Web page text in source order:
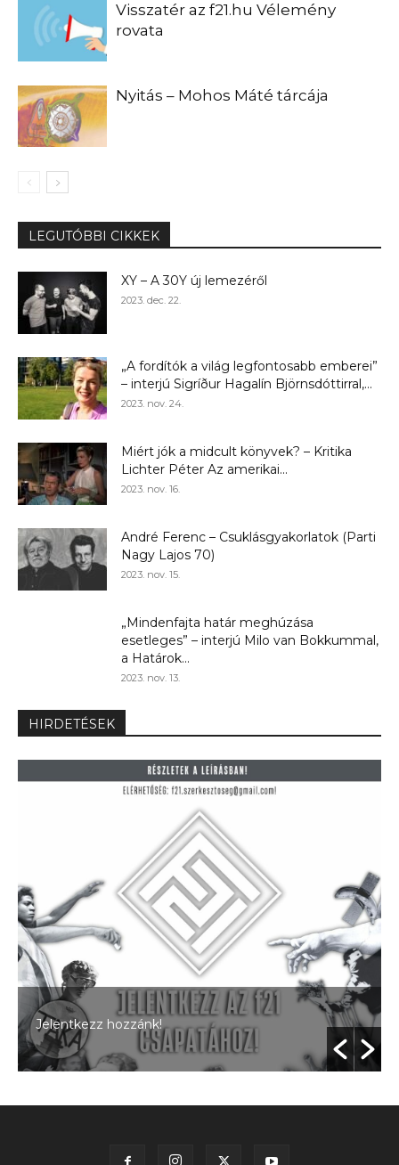
Visszatér az f21.hu Vélemény
rovata
Nyitás – Mohos Máté tárcája
LEGUTÓBBI CIKKEK
XY – A 30Y új lemezéről
2023. dec. 22.
„A fordítók a világ legfontosabb emberei”
– interjú Sigríður Hagalín Björnsdóttirral,...
2023. nov. 24.
Miért jók a midcult könyvek? – Kritika
Lichter Péter Az amerikai...
2023. nov. 16.
André Ferenc – Csuklásgyakorlatok (Parti
Nagy Lajos 70)
2023. nov. 15.
„Mindenfajta határ meghúzása
esetleges” – interjú Milo van Bokkummal,
a Határok...
2023. nov. 13.
HIRDETÉSEK
Jelentkezz hozzánk!